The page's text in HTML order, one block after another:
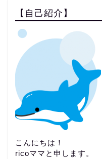
【自己紹介】
こんにちは！
ricoママと申します。